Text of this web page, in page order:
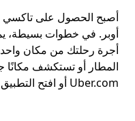
أوبر. في خطوات بسيطة،
أجرة رحلتك من مكان
المطار أو تستكشف مكانًا
Uber.com أو افتح التطبيق وأدخل وجهتك في Auriac.